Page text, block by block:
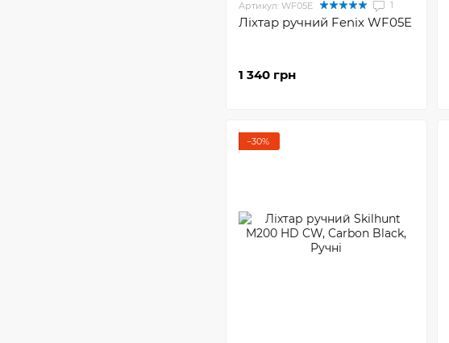
Артикул: WF05E 1
Ліхтар ручний Fenix WF05E
1 340 грн
−30%